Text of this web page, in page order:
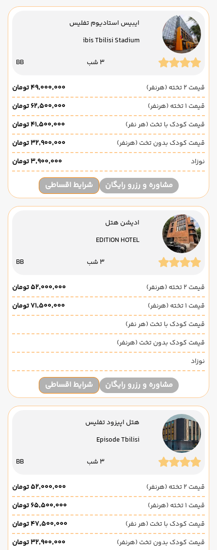
ایبیس استادیوم تفلیس
ibis Tbilisi Stadium
3 شب BB
قیمت 2 تخته (هرنفر)
۴۹٬۰۰۰٬۰۰۰ تومان
قیمت 1 تخته (هرنفر)
۶۲٬۵۰۰٬۰۰۰ تومان
قیمت کودک با تخت (هر نفر)
۴۱٬۵۰۰٬۰۰۰ تومان
قیمت کودک بدون تخت (هرنفر)
۳۲٬۹۰۰٬۰۰۰ تومان
نوزاد
۳٬۹۰۰٬۰۰۰ تومان
مشاوره و رزرو رایگان شرایط اقساطی
ادیشن هتل
EDITION HOTEL
3 شب BB
قیمت 2 تخته (هرنفر)
۵۲٬۰۰۰٬۰۰۰ تومان
قیمت 1 تخته (هرنفر)
۷۱٬۵۰۰٬۰۰۰ تومان
قیمت کودک با تخت (هر نفر)
قیمت کودک بدون تخت (هرنفر)
نوزاد
مشاوره و رزرو رایگان شرایط اقساطی
هتل اپیزود تفلیس
Episode Tbilisi
3 شب BB
قیمت 2 تخته (هرنفر)
۵۲٬۰۰۰٬۰۰۰ تومان
قیمت 1 تخته (هرنفر)
۶۵٬۵۰۰٬۰۰۰ تومان
قیمت کودک با تخت (هر نفر)
۴۷٬۵۰۰٬۰۰۰ تومان
قیمت کودک بدون تخت (هرنفر)
۳۲٬۹۰۰٬۰۰۰ تومان